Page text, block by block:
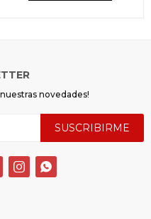
novedades!
SUSCRIBIRME
 